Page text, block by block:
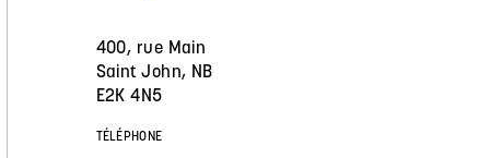
400, rue Main
Saint John, NB
E2K 4N5
TÉLÉPHONE